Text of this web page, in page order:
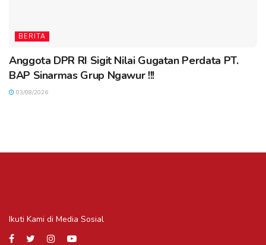
BERITA
Anggota DPR RI Sigit Nilai Gugatan Perdata PT.
BAP Sinarmas Grup Ngawur !!!
03/08/2026
Ikuti Kami di Media Sosial